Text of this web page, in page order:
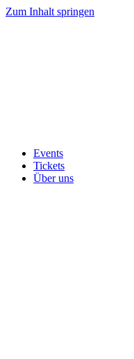
Zum Inhalt springen
Events
Tickets
Über uns